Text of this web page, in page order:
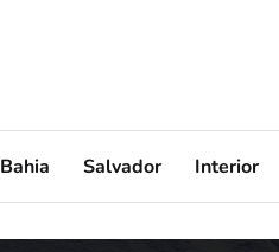
Bahia Salvador Interior